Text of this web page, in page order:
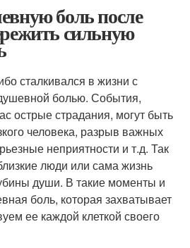
боль после
сильную
сталкивался в жизни с
болью. События,
острые страдания, могут быть
человека, разрыв важных
неприятности и т.д. Так
люди или сама жизнь
души. В такие моменты и
боль, которая захватывает
ее каждой клеткой своего